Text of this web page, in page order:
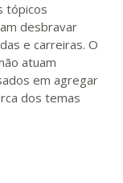
tópicos
desbravar
e carreiras. O
atuam
em agregar
dos temas